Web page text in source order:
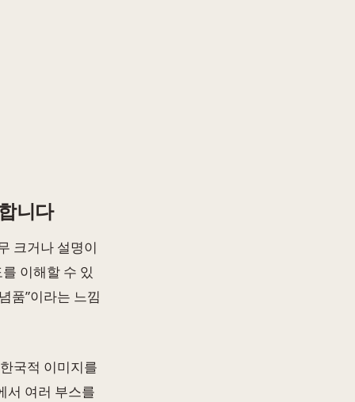
니다
크거나 설명이
이해할 수 있
품”이라는 느낌
국적 이미지를
서 여러 부스를